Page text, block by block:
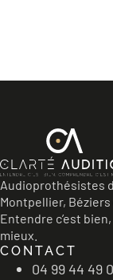
Audioprothésistes
Montpellier, Béziers
Entendre c’est
mieux.
CONTACT
04 99 44 49